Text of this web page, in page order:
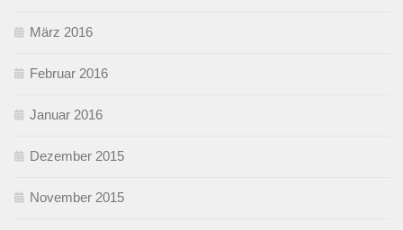
März 2016
Februar 2016
Januar 2016
Dezember 2015
November 2015